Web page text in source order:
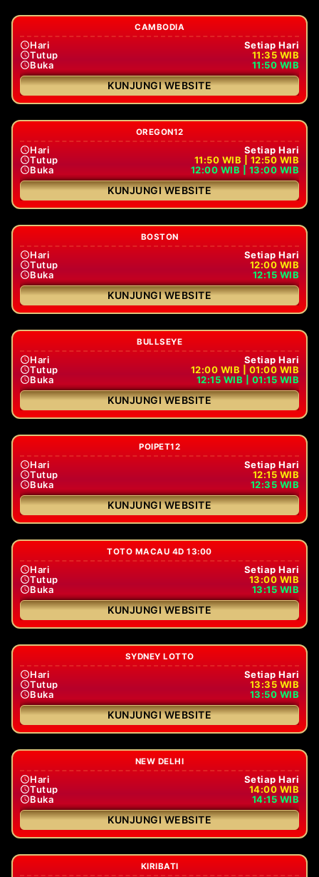
CAMBODIA
Hari
Setiap Hari
Tutup
11:35 WIB
Buka
11:50 WIB
KUNJUNGI WEBSITE
OREGON12
Hari
Setiap Hari
Tutup
11:50 WIB | 12:50 WIB
Buka
12:00 WIB | 13:00 WIB
KUNJUNGI WEBSITE
BOSTON
Hari
Setiap Hari
Tutup
12:00 WIB
Buka
12:15 WIB
KUNJUNGI WEBSITE
BULLSEYE
Hari
Setiap Hari
Tutup
12:00 WIB | 01:00 WIB
Buka
12:15 WIB | 01:15 WIB
KUNJUNGI WEBSITE
POIPET12
Hari
Setiap Hari
Tutup
12:15 WIB
Buka
12:35 WIB
KUNJUNGI WEBSITE
TOTO MACAU 4D 13:00
Hari
Setiap Hari
Tutup
13:00 WIB
Buka
13:15 WIB
KUNJUNGI WEBSITE
SYDNEY LOTTO
Hari
Setiap Hari
Tutup
13:35 WIB
Buka
13:50 WIB
KUNJUNGI WEBSITE
NEW DELHI
Hari
Setiap Hari
Tutup
14:00 WIB
Buka
14:15 WIB
KUNJUNGI WEBSITE
KIRIBATI